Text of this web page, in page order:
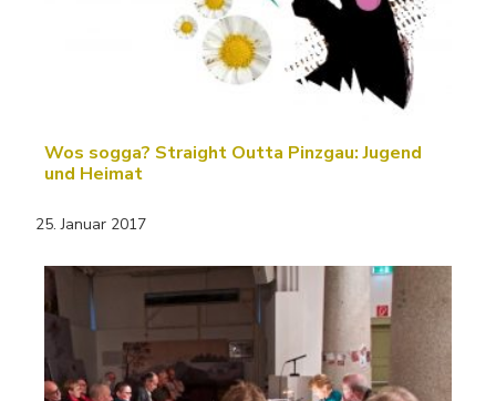
Wos sogga? Straight Outta Pinzgau: Jugend
und Heimat
25. Januar 2017